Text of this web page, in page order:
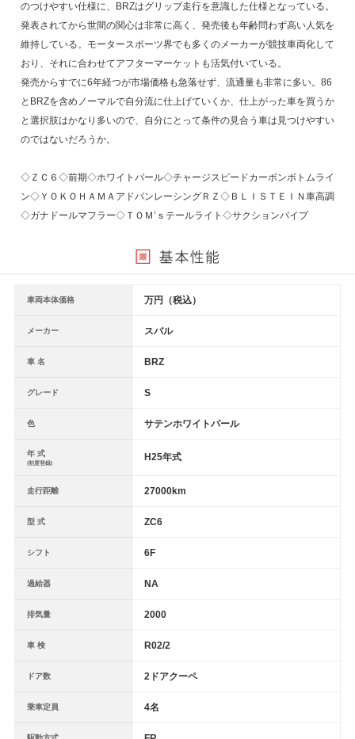
のつけやすい仕様に、BRZはグリップ走行を意識した仕様となっている。
発表されてから世間の関心は非常に高く、発売後も年齢問わず高い人気を
維持している。モータースポーツ界でも多くのメーカーが競技車両化して
おり、それに合わせてアフターマーケットも活気付いている。
発売からすでに6年経つが市場価格も急落せず、流通量も非常に多い。86
とBRZを含めノーマルで自分流に仕上げていくか、仕上がった車を買うか
と選択肢はかなり多いので、自分にとって条件の見合う車は見つけやすい
のではないだろうか。
◇ＺＣ６◇前期◇ホワイトパール◇チャージスピードカーボンボトムライ
ン◇ＹＯＫＯＨＡＭＡアドバンレーシングＲＺ◇ＢＬＩＳＴＥＩＮ車高調
◇ガナドールマフラー◇ＴＯＭ’ｓテールライト◇サクションパイプ
車両本体価格 万円（税込）
メーカー スバル
車 名 BRZ
グレード S
色 サテンホワイトパール
年 式
(初度登録)
H25年式
走行距離 27000km
型 式 ZC6
シフト 6F
過給器 NA
排気量 2000
車 検 R02/2
ドア数 2ドアクーペ
乗車定員 4名